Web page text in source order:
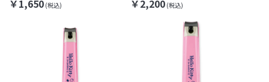
￥1,650 ￥2,200